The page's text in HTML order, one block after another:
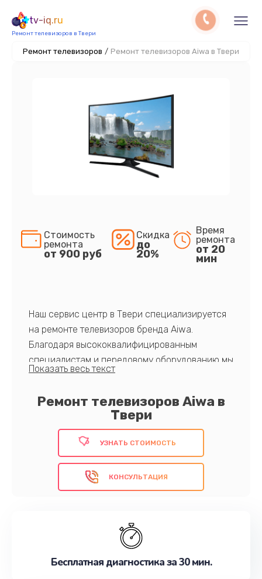
tv-iq.ru
Ремонт телевизоров в Твери
Ремонт телевизоров / Ремонт телевизоров Aiwa в Твери
Ремонт телевизоров Aiwa в
Твери
Стоимость
ремонта
от 900 руб
Скидка
до
20%
Время
ремонта
от 20
мин
Наш сервис центр в Твери специализируется
на ремонте телевизоров бренда Aiwa.
Благодаря высококвалифицированным
специалистам и передовому оборудованию мы
обеспечиваем быстрый и надежный ремонт
гарантированное качество выполненных
работ, доступные цены и индивидуальный
подход к каждому клиенту.
УЗНАТЬ СТОИМОСТЬ
КОНСУЛЬТАЦИЯ
Бесплатная диагностика за 30 мин.